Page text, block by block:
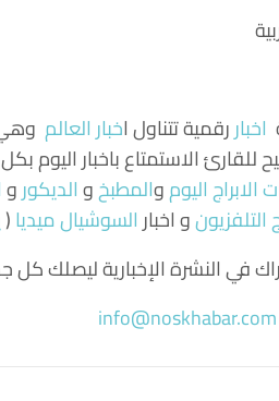
اخباررقمية تتناولاخبار العالم
للقارئ الاستمتاع باخبار اليوم
الابراج اليوموالمطبخوالديكورو
التلفزيونو اخبارالسوشيال ميديا(
في النشرة الإخبارية ليصلك
info@noskhabar.com